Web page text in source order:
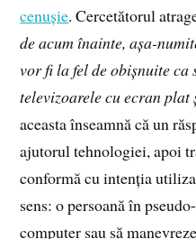
cenușie. Cercetătorul
de acum înainte, așa-
vor fi la fel de obișnuite ca
televizoarele cu ecran
aceasta înseamnă că un
ajutorul tehnologiei, apoi
conformă cu intenția
sens: o persoană în
computer sau să